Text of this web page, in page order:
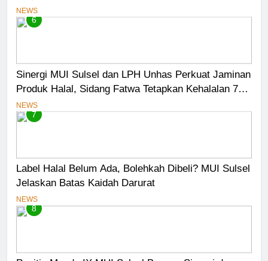
NEWS
6
Sinergi MUI Sulsel dan LPH Unhas Perkuat Jaminan
Produk Halal, Sidang Fatwa Tetapkan Kehalalan 7
Pelaku Usaha
NEWS
7
Label Halal Belum Ada, Bolehkah Dibeli? MUI Sulsel
Jelaskan Batas Kaidah Darurat
NEWS
8